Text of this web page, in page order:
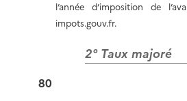
l’année d’imposition de
impots.gouv.fr.
2° Taux majoré
80